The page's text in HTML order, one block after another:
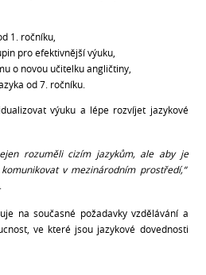
1. ročníku,
pro efektivnější výuku,
o novou učitelku angličtiny,
od 7. ročníku.
výuku a lépe rozvíjet jazykové
rozuměli cizím jazykům, ale aby je
v mezinárodním prostředí,“
na současné požadavky vzdělávání a
ve které jsou jazykové dovednosti